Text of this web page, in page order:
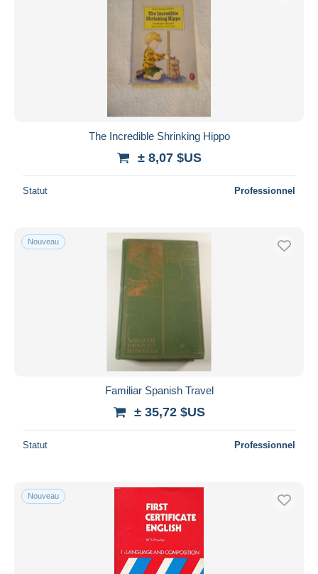
The Incredible Shrinking Hippo
± 8,07 $US
Statut Professionnel
Nouveau
Familiar Spanish Travel
± 35,72 $US
Statut Professionnel
Nouveau